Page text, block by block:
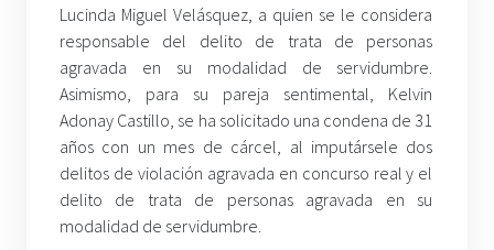
Lucinda Miguel Velásquez, a quien se le considera
responsable del delito de trata de personas
agravada en su modalidad de servidumbre.
Asimismo, para su pareja sentimental, Kelvin
Adonay Castillo, se ha solicitado una condena de 31
años con un mes de cárcel, al imputársele dos
delitos de violación agravada en concurso real y el
delito de trata de personas agravada en su
modalidad de servidumbre.